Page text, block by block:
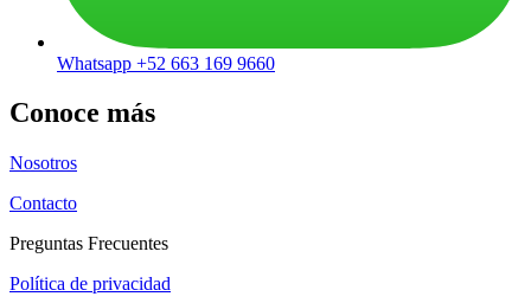
Whatsapp +52 663 169 9660
Conoce más
Nosotros
Contacto
Preguntas Frecuentes
Política de privacidad